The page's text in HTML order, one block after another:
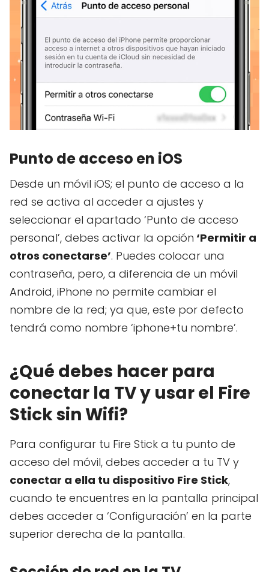
Punto de acceso en iOS
Desde un móvil iOS; el punto de acceso a la
red se activa al acceder a ajustes y
seleccionar el apartado ‘Punto de acceso
personal’, debes activar la opción ‘Permitir a
otros conectarse’. Puedes colocar una
contraseña, pero, a diferencia de un móvil
Android, iPhone no permite cambiar el
nombre de la red; ya que, este por defecto
tendrá como nombre ‘iphone+tu nombre’.
¿Qué debes hacer para
conectar la TV y usar el Fire
Stick sin Wifi?
Para configurar tu Fire Stick a tu punto de
acceso del móvil, debes acceder a tu TV y
conectar a ella tu dispositivo Fire Stick,
cuando te encuentres en la pantalla principal
debes acceder a ‘Configuración’ en la parte
superior derecha de la pantalla.